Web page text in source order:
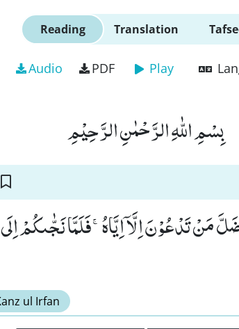
Reading Translation
Audio PDF Play
بِسْمِ اللّٰهِ الرَّحْمٰنِ الرَّحِیْمِ
مَنْ تَدْعُوْنَ اِلَّاۤ اِیَّاهُۚ-فَلَمَّا نَجّٰىكُمْ
ul Irfan